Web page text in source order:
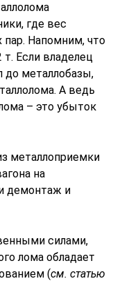
где вес
пар. Напомним, что
Если владелец
до металлобазы,
А ведь
– это убыток
металлоприемки
на
демонтаж и
силами,
лома обладает
(см. статью